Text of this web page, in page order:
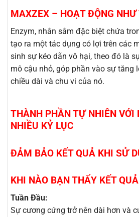
MAXZEX – HOẠT ĐỘNG NHƯ
Enzym, nhân sâm đặc biệt chứa
tạo ra một tác dụng có lợi trên các
sinh sự kéo dãn vô hại, theo đó là
mô cậu nhỏ, góp phần vào sự tăng
chiều dài và chu vi của nó.
THÀNH PHẦN TỰ NHIÊN VỚI
NHIỀU KỶ LỤC
ĐẢM BẢO KẾT QUẢ KHI SỬ
KHI NÀO BẠN THẤY KẾT
Tuần Đầu:
Sự cương cứng trở nên dài hơn và